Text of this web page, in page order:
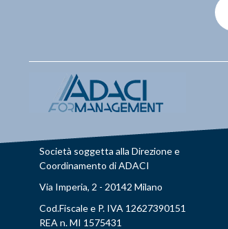
Società soggetta alla Direzione e
Coordinamento di ADACI
Via Imperia, 2 - 20142 Milano
Cod.Fiscale e P. IVA 12627390151
REA n. MI 1575431